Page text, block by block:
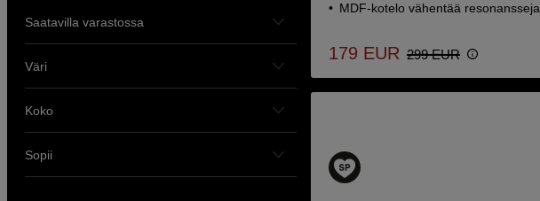
Saatavilla varastossa
Väri
Koko
Sopii
MDF-kotelo vähentää resonansseja
179 EUR 299 EUR